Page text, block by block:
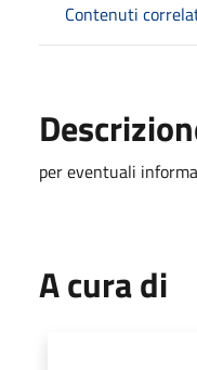
Contenuti
per eventuali
A cura di